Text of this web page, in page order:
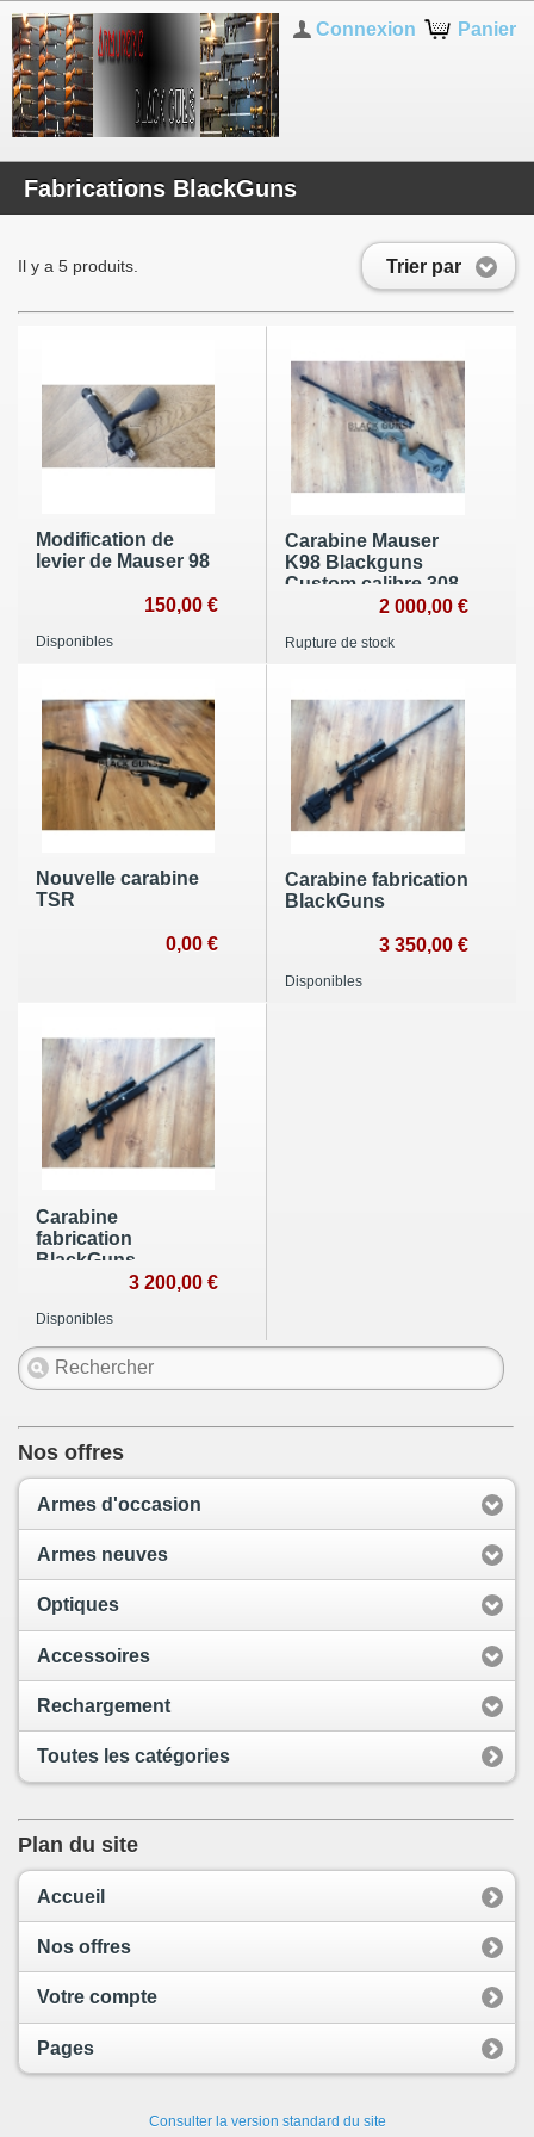
Panier
Connexion
Fabrications BlackGuns
Trier par
Il y a 5 produits.
Modification de
levier de Mauser 98
150,00 €
Disponibles
Carabine Mauser
K98 Blackguns
Custom calibre 308
winchester (vendu)
2 000,00 €
Rupture de stock
Nouvelle carabine
TSR
0,00 €
Carabine fabrication
BlackGuns
3 350,00 €
Disponibles
Carabine
fabrication
BlackGuns
3 200,00 €
Disponibles
Nos offres
Armes d'occasion
Armes neuves
Optiques
Accessoires
Rechargement
Toutes les catégories
Plan du site
Accueil
Nos offres
Votre compte
Pages
Consulter la version standard du site